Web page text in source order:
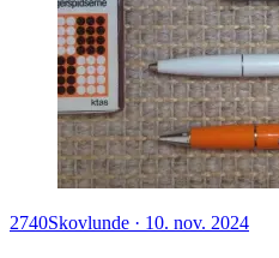
2740Skovlunde · 10. nov. 2024